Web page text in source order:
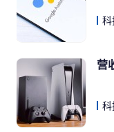
科
营
科